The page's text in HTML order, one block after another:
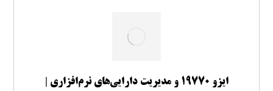
ایزو ۱۹۷۷۰ و مدیریت دارایی‌های نرم‌افزاری |